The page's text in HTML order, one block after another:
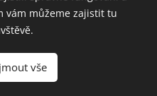
Cookies
vám můžeme zajistit tu
vše